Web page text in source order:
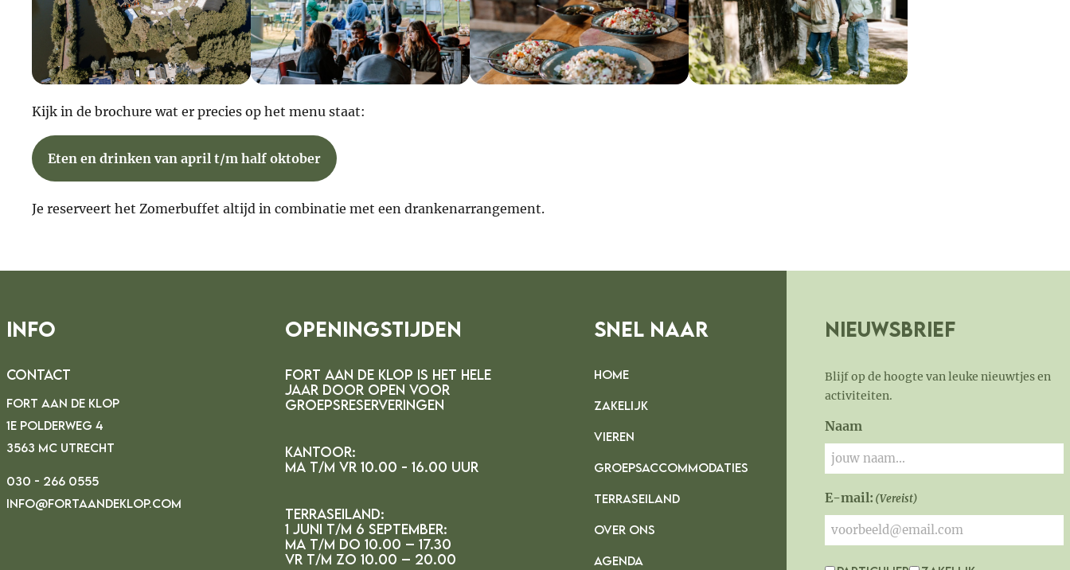
Kijk in de brochure wat er precies op het menu staat:
Eten en drinken van april t/m half oktober
Je reserveert het Zomerbuffet altijd in combinatie met een drankenarrangement.
Info
Contact
FORT AAN DE KLOP
1E POLDERWEG 4
3563 MC UTRECHT
030 - 266 0555
INFO@FORTAANDEKLOP.COM
Openingstijden
FORT AAN DE kLOP IS HET HELE
JAAR DOOR OPEN VOOR
GROEPSRESERVERINGEN
Kantoor:
MA t/m vr 10.00 - 16.00 uur
Terraseiland:
1 juni t/m 6 september:
ma t/m do 10.00 – 17.30
vr t/m zo 10.00 – 20.00
Snel Naar
HOME
ZAKELIJK
VIEREN
GROEPSACCOMMODATIES
TERRASEILAND
OVER ONS
AGENDA
Nieuwsbrief
Blijf op de hoogte van leuke nieuwtjes en
activiteiten.
Naam
E-mail: (Vereist)